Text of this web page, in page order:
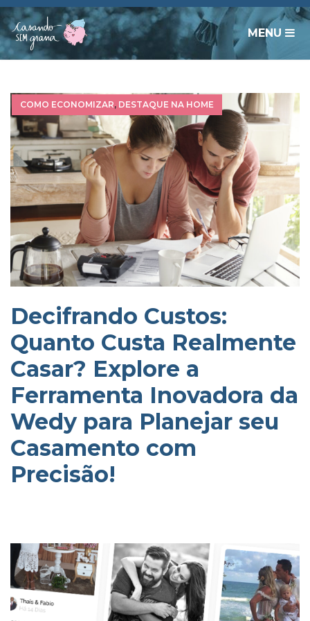
MENU
COMO ECONOMIZAR, DESTAQUE NA HOME
Decifrando Custos:
Quanto Custa Realmente
Casar? Explore a
Ferramenta Inovadora da
Wedy para Planejar seu
Casamento com
Precisão!